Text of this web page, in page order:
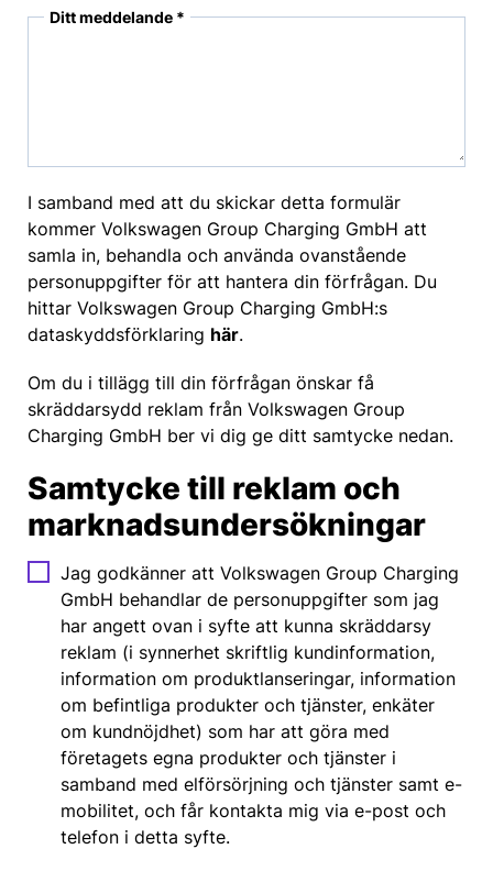
Ditt meddelande *
I samband med att du skickar detta formulär
kommer Volkswagen Group Charging GmbH att
samla in, behandla och använda ovanstående
personuppgifter för att hantera din förfrågan. Du
hittar Volkswagen Group Charging GmbH:s
dataskyddsförklaring här.
Om du i tillägg till din förfrågan önskar få
skräddarsydd reklam från Volkswagen Group
Charging GmbH ber vi dig ge ditt samtycke nedan.
Samtycke till reklam och
marknadsundersökningar
Jag godkänner att Volkswagen Group Charging
GmbH behandlar de personuppgifter som jag
har angett ovan i syfte att kunna skräddarsy
reklam (i synnerhet skriftlig kundinformation,
information om produktlanseringar, information
om befintliga produkter och tjänster, enkäter
om kundnöjdhet) som har att göra med
företagets egna produkter och tjänster i
samband med elförsörjning och tjänster samt e-
mobilitet, och får kontakta mig via e-post och
telefon i detta syfte.